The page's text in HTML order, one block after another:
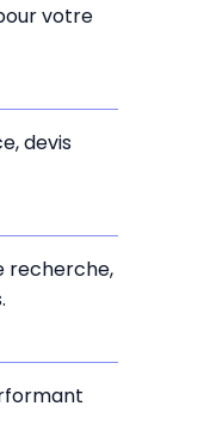
votre
devis
recherche,